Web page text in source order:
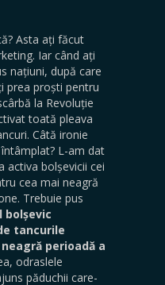
Asta ați făcut
Iar când ați
națiuni, după care
prea proști pentru
la Revoluție
toată pleava
Câtă ironie
L-am dat
activa bolșevicii cei
cea mai neagră
Trebuie pus
bolșevic
tancurile
perioadă a
odraslele
păduchii care-